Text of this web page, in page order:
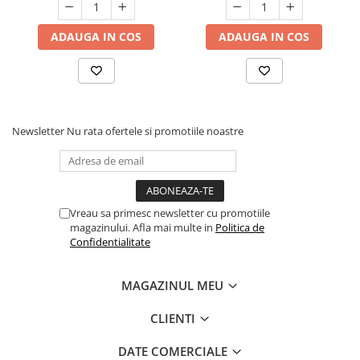
ADAUGA IN COS ADAUGA IN COS
Newsletter Nu rata ofertele si promotiile noastre
Vreau sa primesc newsletter cu promotiile
magazinului. Afla mai multe in Politica de
Confidentialitate
MAGAZINUL MEU
CLIENTI
DATE COMERCIALE